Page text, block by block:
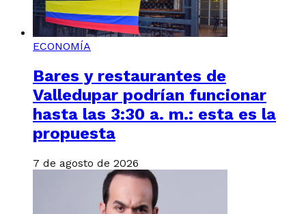
ECONOMÍA
Bares y restaurantes de
Valledupar podrían funcionar
hasta las 3:30 a. m.: esta es la
propuesta
7 de agosto de 2026